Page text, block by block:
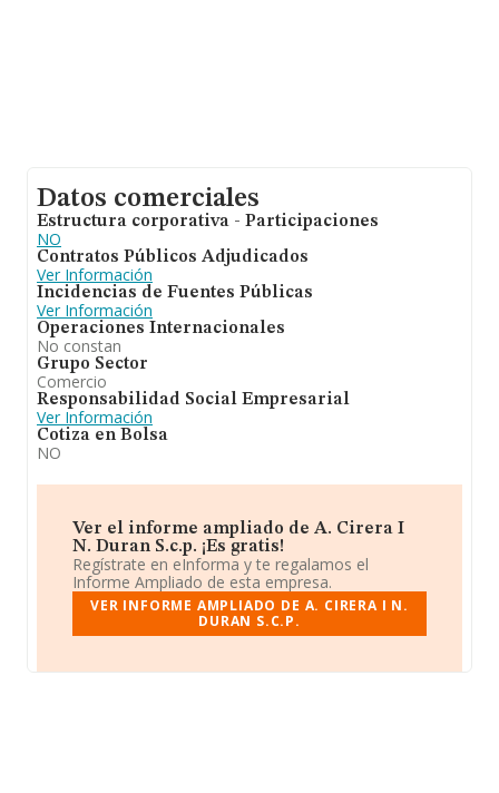
Datos comerciales
Estructura corporativa - Participaciones
NO
Contratos Públicos Adjudicados
Ver Información
Incidencias de Fuentes Públicas
Ver Información
Operaciones Internacionales
No constan
Grupo Sector
Comercio
Responsabilidad Social Empresarial
Ver Información
Cotiza en Bolsa
NO
Ver el informe ampliado de A. Cirera I
N. Duran S.c.p. ¡Es gratis!
Regístrate en eInforma y te regalamos el
Informe Ampliado de esta empresa.
VER INFORME AMPLIADO DE A. CIRERA I N.
DURAN S.C.P.